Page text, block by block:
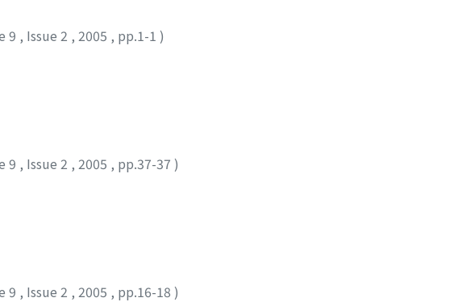
9 , Issue 2 , 2005 , pp.1-1 )
9 , Issue 2 , 2005 , pp.37-37 )
9 , Issue 2 , 2005 , pp.16-18 )